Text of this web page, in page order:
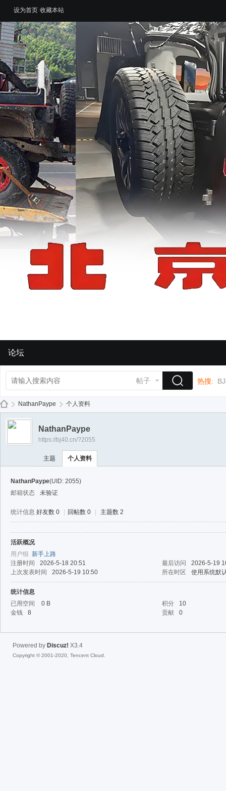
设为首页 收藏本站
论坛
帖子 热搜:
›
NathanPaype 个人资料
NathanPaype
https://bj40.cn/?2055
主题 个人资料
NathanPaype(UID: 2055)
邮箱状态
未验证
统计信息 好友数 0 回帖数 0 主题数 2
活跃概况
用户组 新手上路
注册时间
2026-5-18 20:51 最后访问
2026-5-19
上次发表时间
2026-5-19 10:50 所在时区 使用系统默
统计信息
已用空间
0 B 积分
10
金钱
8 贡献 0
Powered by Discuz! X3.4
Copyright © 2001-2020, Tencent Cloud.